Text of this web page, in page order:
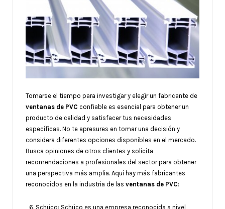
Tomarse el tiempo para investigar y elegir un fabricante de
ventanas de PVC confiable es esencial para obtener un
producto de calidad y satisfacer tus necesidades
específicas. No te apresures en tomar una decisión y
considera diferentes opciones disponibles en el mercado.
Busca opiniones de otros clientes y solicita
recomendaciones a profesionales del sector para obtener
una perspectiva más amplia. Aquí hay más fabricantes
reconocidos en la industria de las ventanas de PVC:
Schüco: Schüco es una empresa reconocida a nivel